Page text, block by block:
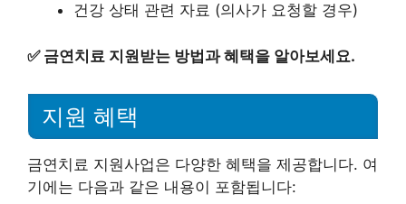
건강 상태 관련 자료 (의사가 요청할 경우)
✅ 금연치료 지원받는 방법과 혜택을 알아보세요.
지원 혜택
금연치료 지원사업은 다양한 혜택을 제공합니다. 여
기에는 다음과 같은 내용이 포함됩니다: